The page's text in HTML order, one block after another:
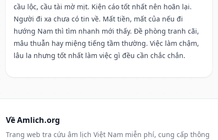
cầu lộc, cầu tài mờ mịt. Kiện cáo tốt nhất nên hoãn lại.
Người đi xa chưa có tin về. Mất tiền, mất của nếu đi
hướng Nam thì tìm nhanh mới thấy. Đề phòng tranh cãi,
mâu thuẫn hay miệng tiếng tầm thường. Việc làm chậm,
lâu la nhưng tốt nhất làm việc gì đều cần chắc chắn.
Về Amlich.org
Trang web tra cứu âm lịch Việt Nam miễn phí, cung cấp thông